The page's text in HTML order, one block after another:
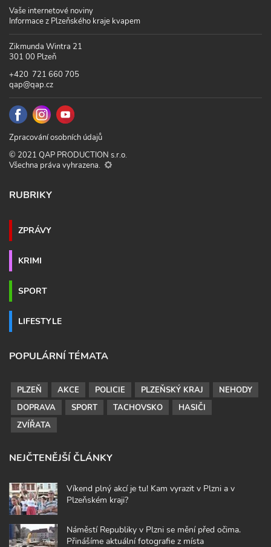
Vaše internetové noviny
Informace z Plzeňského kraje kvapem
Zikmunda Wintra 21
301 00 Plzeň
+420 721 660 705
qap@qap.cz
Zpracování osobních údajů
© 2021 QAP PRODUCTION s.r.o.
Všechna práva vyhrazena.
RUBRIKY
ZPRÁVY
KRIMI
SPORT
LIFESTYLE
POPULÁRNÍ TÉMATA
PLZEŇ AKCE POLICIE PLZEŇSKÝ KRAJ
NEHODY
DOPRAVA
SPORT TACHOVSKO
HASIČI
ZVÍŘATA
NEJČTENĚJŠÍ ČLÁNKY
Víkend plný akcí je tu! Kam vyrazit v Plzni a v
Plzeňském kraji?
Náměstí Republiky v Plzni se mění před očima.
Přinášíme aktuální fotografie z místa